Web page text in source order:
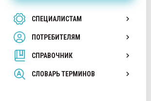
СПЕЦИАЛИСТАМ
ПОТРЕБИТЕЛЯМ
СПРАВОЧНИК
СЛОВАРЬ ТЕРМИНОВ